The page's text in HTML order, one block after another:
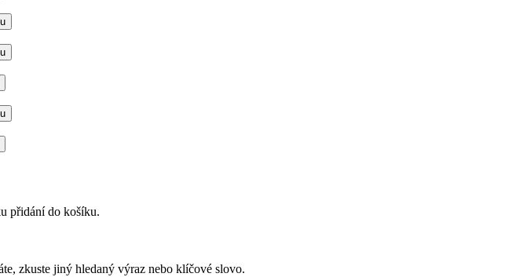
přidání do košíku.
zkuste jiný hledaný výraz nebo klíčové slovo.